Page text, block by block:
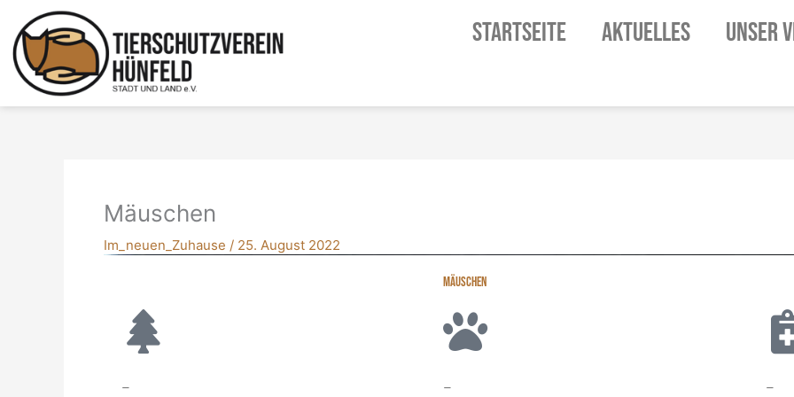
Inhalt
springen
STARTSEITE AKTUELLES UNSER
Mäuschen
Im_neuen_Zuhause / 25. August 2022
MÄUSCHEN
– – –